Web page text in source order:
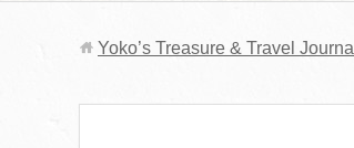
Yoko’s Treasure & Travel Journal